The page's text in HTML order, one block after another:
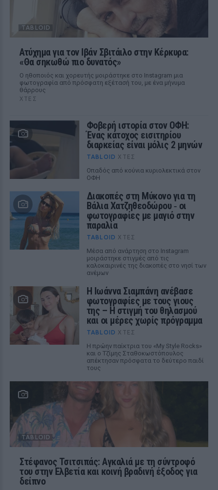
TABLOID
Ατύχημα για τον Ιβάν Σβιτάιλο στην Κέρκυρα:
«Θα σηκωθώ πιο δυνατός»
Ο ηθοποιός και χορευτής μοιράστηκε στο Instagram μια
φωτογραφία από πρόσφατη εξέτασή του, με ένα μήνυμα
θάρρους
ΧΤΕΣ
Φοβερή ιστορία στον ΟΦΗ:
Ένας κάτοχος εισιτηρίου
διαρκείας είναι μόλις 2 μηνών
TABLOID ΧΤΕΣ
Οπαδός από κούνια κυριολεκτικά στον
ΟΦΗ
Διακοπές στη Μύκονο για τη
Βάλια Χατζηθεοδώρου ‑ οι
φωτογραφίες με μαγιό στην
παραλία
TABLOID ΧΤΕΣ
Μέσα από ανάρτηση στο Instagram
μοιράστηκε στιγμές από τις
καλοκαιρινές της διακοπές στο νησί των
ανέμων
H Ιωάννα Σιαμπάνη ανέβασε
φωτογραφίες με τους γιους
της – Η στιγμή του θηλασμού
και οι μέρες χωρίς πρόγραμμα
TABLOID ΧΤΕΣ
Η πρώην παίκτρια του «My Style Rocks»
και ο Τζίμης Σταθοκωστόπουλος
απέκτησαν πρόσφατα το δεύτερο παιδί
τους
TABLOID
Στέφανος Τσιτσιπάς: Αγκαλιά με τη σύντροφό
του στην Ελβετία και κοινή βραδινή έξοδος για
δείπνο